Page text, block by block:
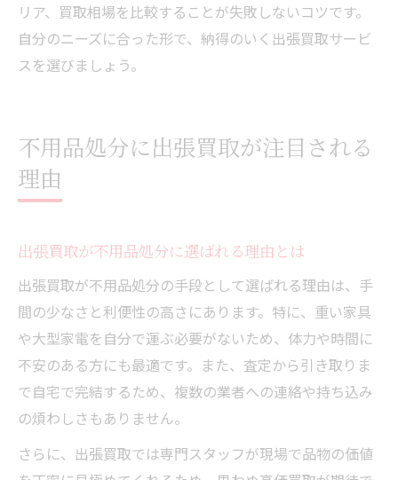
リア、買取相場を比較することが失敗しないコツです。
自分のニーズに合った形で、納得のいく出張買取サービ
スを選びましょう。
不用品処分に出張買取が注目される
理由
出張買取が不用品処分に選ばれる理由とは
出張買取が不用品処分の手段として選ばれる理由は、手
間の少なさと利便性の高さにあります。特に、重い家具
や大型家電を自分で運ぶ必要がないため、体力や時間に
不安のある方にも最適です。また、査定から引き取りま
で自宅で完結するため、複数の業者への連絡や持ち込み
の煩わしさもありません。
さらに、出張買取では専門スタッフが現場で品物の価値